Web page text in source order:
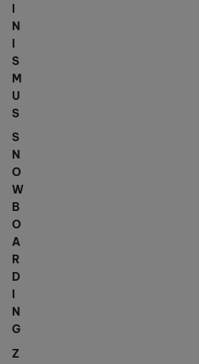
I
N
I
S
M
U
S
S
N
O
W
B
O
A
R
D
N
G
Z